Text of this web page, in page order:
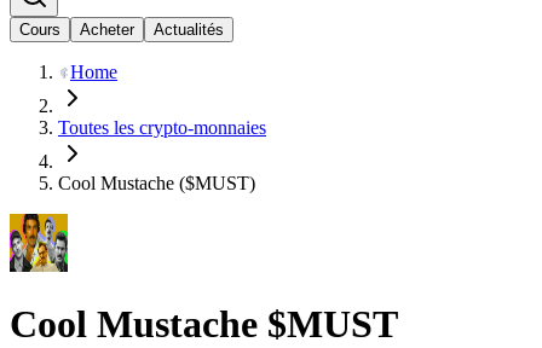
Cours Acheter Actualités
Home
Toutes les crypto-monnaies
Cool Mustache ($MUST)
Cool Mustache $MUST